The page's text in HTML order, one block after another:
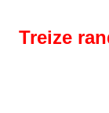
Treize